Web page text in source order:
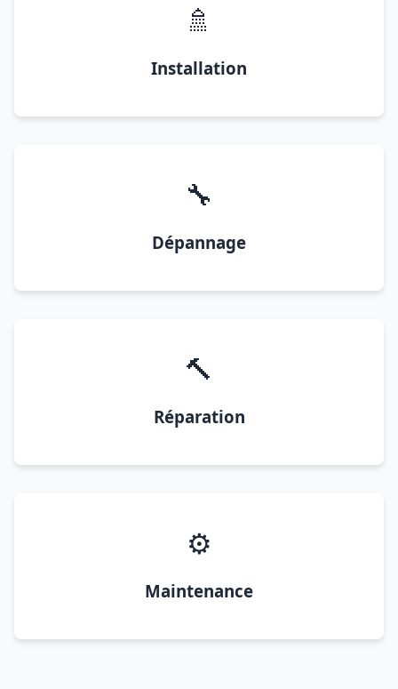
🚿
Installation
🔧
Dépannage
🔨
Réparation
⚙️
Maintenance